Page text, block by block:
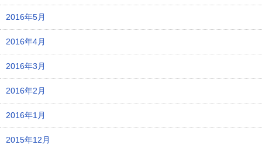
2016年5月
2016年4月
2016年3月
2016年2月
2016年1月
2015年12月